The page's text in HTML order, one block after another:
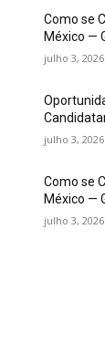
Como se
México —
julho 3, 2026
julho 3, 2026
Como se
México —
julho 3, 2026